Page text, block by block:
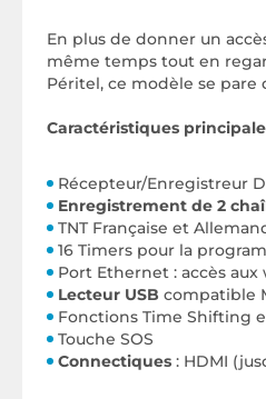
En plus de donner un
même temps tout en
Péritel, ce modèle se
Caractéristiques
Récepteur/Enregistreur
Enregistrement de 2
TNT Française et
16 Timers pour la
Port Ethernet : accès
Lecteur USB compatible
Fonctions Time Shifting
Touche SOS
Connectiques : HDMI